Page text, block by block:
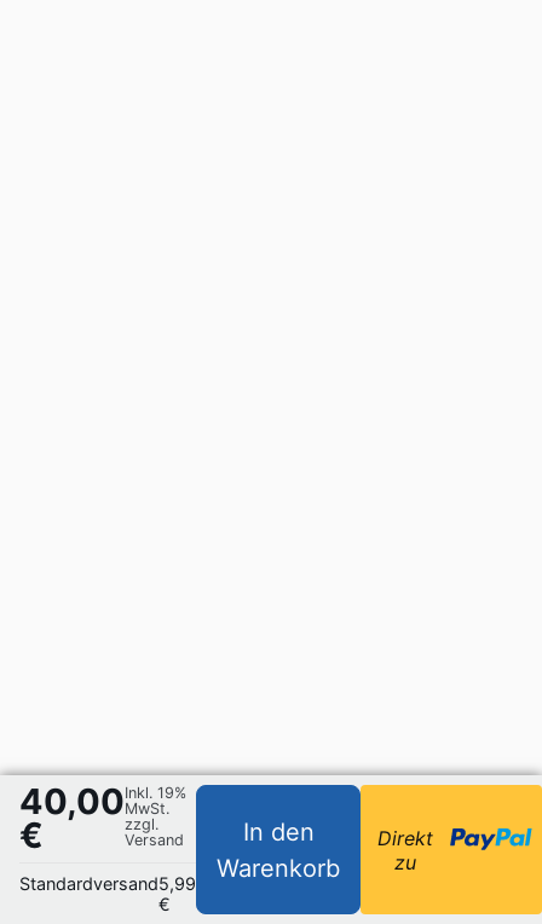
40,00
€
Inkl. 19%
MwSt.
zzgl.
Versand
Standardversand5,99
€
In den
Warenkorb
Direkt
zu